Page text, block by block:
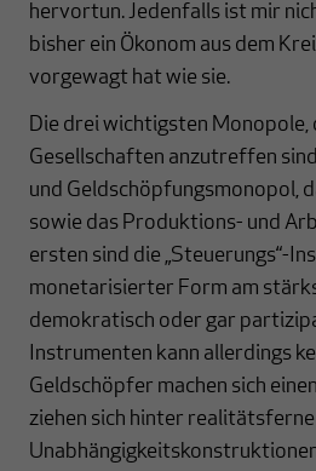
hervortun. Jedenfalls ist mir
bisher ein Ökonom aus dem
vorgewagt hat wie sie.
Die drei wichtigsten Monopole,
Gesellschaften anzutreffen
und Geldschöpfungsmonopol,
sowie das Produktions- und
ersten sind die „Steuerungs“-
monetarisierter Form am
demokratisch oder gar
Instrumenten kann allerdings
Geldschöpfer machen sich
ziehen sich hinter